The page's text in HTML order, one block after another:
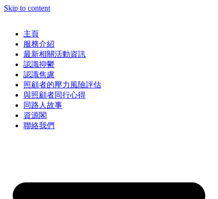
Skip to content
主頁
服務介紹
最新相關活動資訊
認識抑鬱
認識焦慮
照顧者的壓力風險評估
與照顧者同行心得
同路人故事
資源閣
聯絡我們